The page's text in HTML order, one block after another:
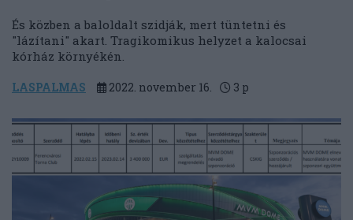
És közben a baloldalt szidják, mert tüntetni és
"lázítani" akart. Tragikomikus helyzet a kalocsai
kórház környékén.
LASPALMAS 2022. november 16. 3 p